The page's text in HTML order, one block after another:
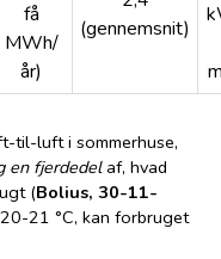
få
MWh/
år)
(gennemsnit)
til-luft i sommerhuse,
en fjerdedelaf, hvad
(Bolius, 30-11-
21 °C, kan forbruget